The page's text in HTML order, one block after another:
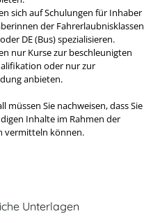
sich auf Schulungen für Inhaber
nnen der Fahrerlaubnisklassen
DE (Bus) spezialisieren.
nur Kurse zur beschleunigten
ion oder nur zur
anbieten.
müssen Sie nachweisen, dass Sie
Inhalte im Rahmen der
vermitteln können.
Unterlagen